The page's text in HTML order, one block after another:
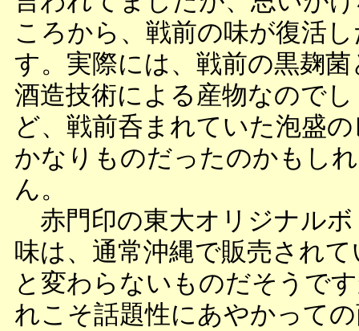
ころから、戦前の味が復活
す。実際には、戦前の黒麹菌
酒造技術による産物なので
ど、戦前呑まれていた泡盛
かなりものだったのかもし
ん。
赤門印の東大オリジナルボ
味は、通常沖縄で販売され
と変わらないものだそうで
れこそ話題性にあやかって